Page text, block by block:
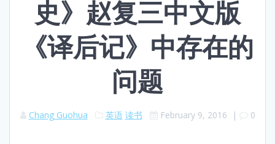
史》赵复三中文版
《译后记》中存在的
问题
Chang Guohua 英语 读书 February 9, 2016 | 0